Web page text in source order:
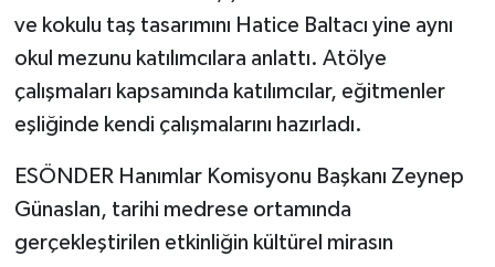
ve kokulu taş tasarımını Hatice Baltacı yine aynı
okul mezunu katılımcılara anlattı. Atölye
çalışmaları kapsamında katılımcılar, eğitmenler
eşliğinde kendi çalışmalarını hazırladı.
ESÖNDER Hanımlar Komisyonu Başkanı Zeynep
Günaslan, tarihi medrese ortamında
gerçekleştirilen etkinliğin kültürel mirasın
MAGAZİN
Otomobil
Sağlık